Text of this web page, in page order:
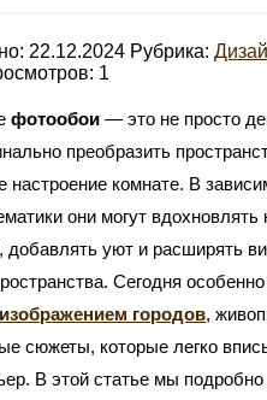
22.12.2024 Рубрика:
1
фотообои — это не просто
преобразить
настроение комнате. В
они могут вдохновлять
добавлять уют и расширять
Сегодня
городов,
сюжеты, которые легко
В этой статье мы